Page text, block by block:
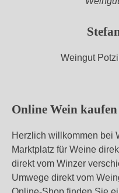
veräWeingut
Online Wein
Herzlich willkommen bei
Marktplatz für Weine
direkt vom Winzer
Umwege direkt vom